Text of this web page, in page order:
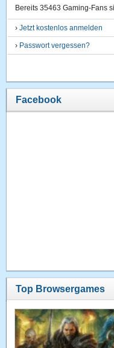
Bereits 35463 Gaming-Fans
›Jetzt kostenlos anmelden
› Passwort vergessen?
Facebook
Top Browsergames